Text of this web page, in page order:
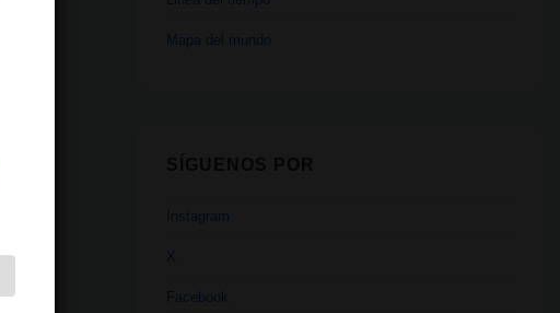
Mapa del mundo
Instagram
X
Facebook